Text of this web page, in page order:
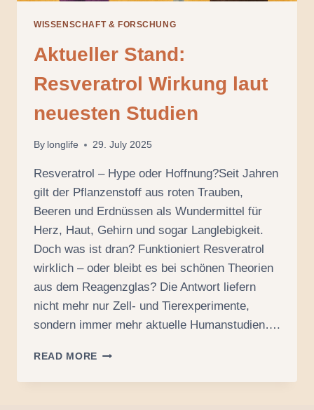
WISSENSCHAFT & FORSCHUNG
Aktueller Stand:
Resveratrol Wirkung laut
neuesten Studien
By longlife 29. July 2025
Resveratrol – Hype oder Hoffnung?Seit Jahren
gilt der Pflanzenstoff aus roten Trauben,
Beeren und Erdnüssen als Wundermittel für
Herz, Haut, Gehirn und sogar Langlebigkeit.
Doch was ist dran? Funktioniert Resveratrol
wirklich – oder bleibt es bei schönen Theorien
aus dem Reagenzglas? Die Antwort liefern
nicht mehr nur Zell- und Tierexperimente,
sondern immer mehr aktuelle Humanstudien….
READ MORE AKTUELLER
RESVERATROL